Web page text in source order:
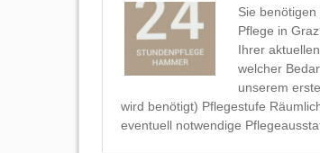
Sie
Pflege in
Ihrer
welcher
unserem ersten Treffen
wird benötigt) Pflegestufe
eventuell notwendige